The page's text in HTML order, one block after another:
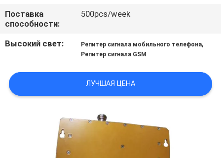
НОВОСТИ
ЗАПРОС
ЦИТАТЫ
Поставка
способности:
500pcs/week
Высокий свет: Репитер сигнала мобильного телефона,
Репитер сигнала GSM
ЛУЧШАЯ ЦЕНА